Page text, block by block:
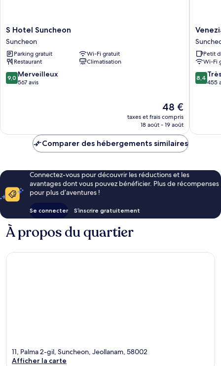
S
Hotel
Suncheon
Suncheon
S Hotel Suncheon
Suncheon
Parking gratuit
Wi-Fi gratuit
Restaurant
Climatisation
9.0
sur
9,0 Merveilleux
567 avis
Le
nouveau
prix
de
48 €
taxes et frais compris
18 août - 19 août
Venezia
Tourist
Hotel
Petit
Wi-Fi
8.4
sur
8,4
455
Comparer des hébergements similaires
Connectez-vous pour découvrir les réductions et les
avantages dont vous pouvez bénéficier. Plus de récompenses
pour plus d’aventures !
Se connecter S’inscrire gratuitement
À propos du quartier
11, Palma 2-gil, Suncheon, Jeollanam, 58002
Afficher la carte